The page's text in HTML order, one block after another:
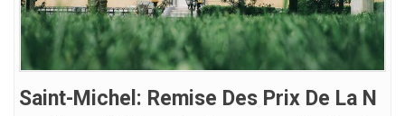
Saint-Michel: Remise Des Prix De La N